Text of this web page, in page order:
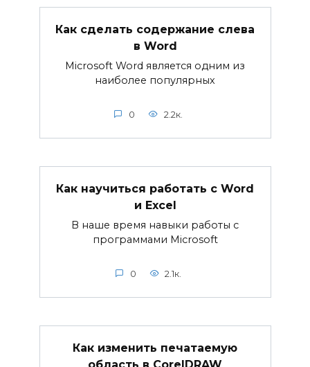
Как сделать содержание слева
в Word
Microsoft Word является одним из
наиболее популярных
0 2.2к.
Как научиться работать с Word
и Excel
В наше время навыки работы с
программами Microsoft
0 2.1к.
Как изменить печатаемую